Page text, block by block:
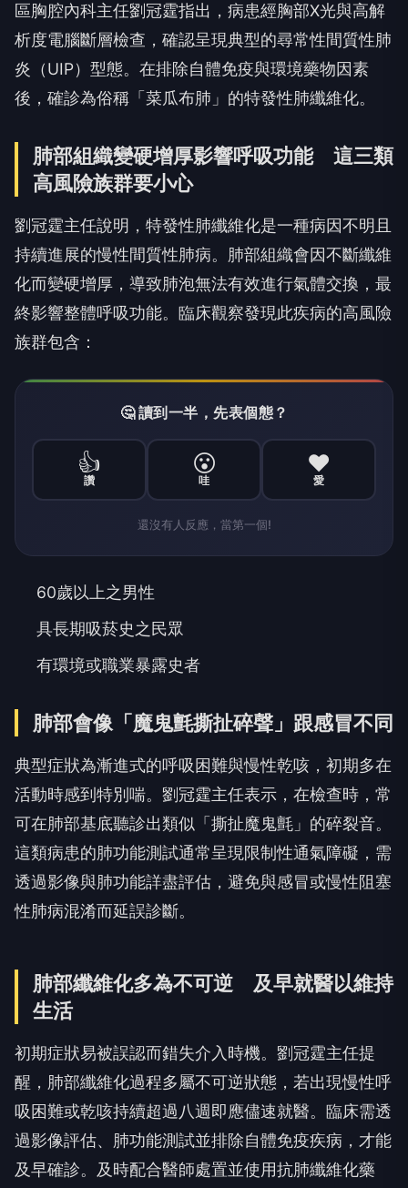
區胸腔內科主任劉冠霆指出，病患經胸部X光與高解
析度電腦斷層檢查，確認呈現典型的尋常性間質性肺
炎（UIP）型態。在排除自體免疫與環境藥物因素
後，確診為俗稱「菜瓜布肺」的特發性肺纖維化。
肺部組織變硬增厚影響呼吸功能 這三類
高風險族群要小心
劉冠霆主任說明，特發性肺纖維化是一種病因不明且
持續進展的慢性間質性肺病。肺部組織會因不斷纖維
化而變硬增厚，導致肺泡無法有效進行氣體交換，最
終影響整體呼吸功能。臨床觀察發現此疾病的高風險
族群包含：
🤔 讀到一半，先表個態？
👍
讚
😮
哇
❤️
愛
還沒有人反應，當第一個!
60歲以上之男性
具長期吸菸史之民眾
有環境或職業暴露史者
肺部會像「魔鬼氈撕扯碎聲」跟感冒不同
典型症狀為漸進式的呼吸困難與慢性乾咳，初期多在
活動時感到特別喘。劉冠霆主任表示，在檢查時，常
可在肺部基底聽診出類似「撕扯魔鬼氈」的碎裂音。
這類病患的肺功能測試通常呈現限制性通氣障礙，需
透過影像與肺功能詳盡評估，避免與感冒或慢性阻塞
性肺病混淆而延誤診斷。
肺部纖維化多為不可逆 及早就醫以維持
生活
初期症狀易被誤認而錯失介入時機。劉冠霆主任提
醒，肺部纖維化過程多屬不可逆狀態，若出現慢性呼
吸困難或乾咳持續超過八週即應儘速就醫。臨床需透
過影像評估、肺功能測試並排除自體免疫疾病，才能
及早確診。及時配合醫師處置並使用抗肺纖維化藥